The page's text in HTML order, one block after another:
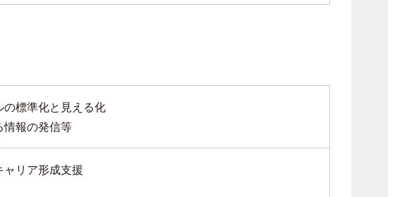
標準化と見える化
報の発信等
リア形成支援